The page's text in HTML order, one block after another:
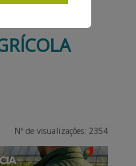
DE
Nº de visualizações: 2354